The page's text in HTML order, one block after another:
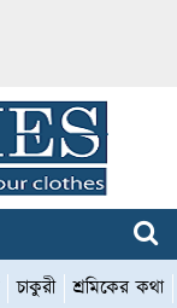
চাকুরী শ্রমিকের কথা